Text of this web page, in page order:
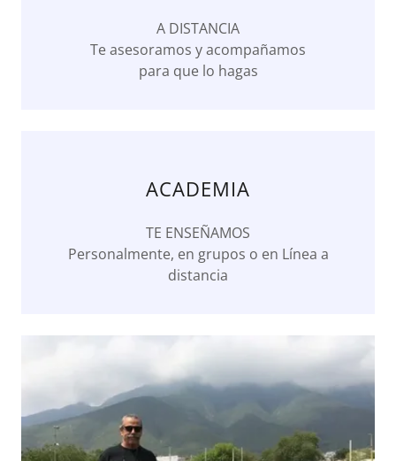
A DISTANCIA
Te asesoramos y acompañamos
para que lo hagas
ACADEMIA
TE ENSEÑAMOS
Personalmente, en grupos o en Línea a
distancia